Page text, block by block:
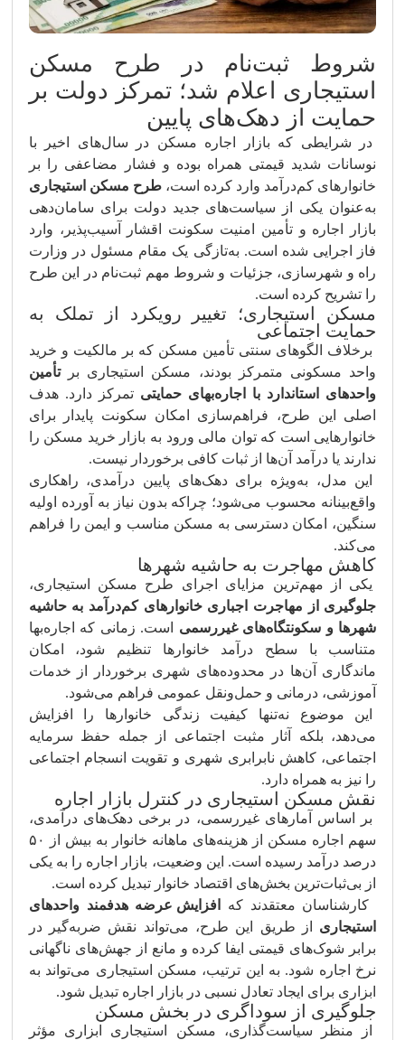
شروط ثبت‌نام در طرح مسکن
استیجاری اعلام شد؛ تمرکز دولت بر
حمایت از دهک‌های پایین
در شرایطی که بازار اجاره مسکن در سال‌های اخیر با
نوسانات شدید قیمتی همراه بوده و فشار مضاعفی را بر
خانوارهای کم‌درآمد وارد کرده است،طرح مسکن استیجاری
به‌عنوان یکی از سیاست‌های جدید دولت برای سامان‌دهی
بازار اجاره و تأمین امنیت سکونت اقشار آسیب‌پذیر، وارد
فاز اجرایی شده است. به‌تازگی یک مقام مسئول در وزارت
راه و شهرسازی، جزئیات و شروط مهم ثبت‌نام در این طرح
را تشریح کرده است.
مسکن استیجاری؛ تغییر رویکرد از تملک به
حمایت اجتماعی
برخلاف الگوهای سنتی تأمین مسکن که بر مالکیت و خرید
واحد مسکونی متمرکز بودند، مسکن استیجاری برتأمین
واحدهای استاندارد با اجاره‌بهای حمایتی تمرکز دارد. هدف
اصلی این طرح، فراهم‌سازی امکان سکونت پایدار برای
خانوارهایی است که توان مالی ورود به بازار خرید مسکن را
ندارند یا درآمد آن‌ها از ثبات کافی برخوردار نیست.
این مدل، به‌ویژه برای دهک‌های پایین درآمدی، راهکاری
واقع‌بینانه محسوب می‌شود؛ چراکه بدون نیاز به آورده اولیه
سنگین، امکان دسترسی به مسکن مناسب و ایمن را فراهم
می‌کند.
کاهش مهاجرت به حاشیه شهرها
یکی از مهم‌ترین مزایای اجرای طرح مسکن استیجاری،
جلوگیری از مهاجرت اجباری خانوارهای کم‌درآمد به حاشیه
شهرها و سکونتگاه‌های غیررسمی است. زمانی که اجاره‌بها
متناسب با سطح درآمد خانوارها تنظیم شود، امکان
ماندگاری آن‌ها در محدوده‌های شهری برخوردار از خدمات
آموزشی، درمانی و حمل‌ونقل عمومی فراهم می‌شود.
این موضوع نه‌تنها کیفیت زندگی خانوارها را افزایش
می‌دهد، بلکه آثار مثبت اجتماعی از جمله حفظ سرمایه
اجتماعی، کاهش نابرابری شهری و تقویت انسجام اجتماعی
را نیز به همراه دارد.
نقش مسکن استیجاری در کنترل بازار اجاره
بر اساس آمارهای غیررسمی، در برخی دهک‌های درآمدی،
سهم اجاره مسکن از هزینه‌های ماهانه خانوار به بیش از ۵۰
درصد درآمد رسیده است. این وضعیت، بازار اجاره را به یکی
از بی‌ثبات‌ترین بخش‌های اقتصاد خانوار تبدیل کرده است.
کارشناسان معتقدند که
افزایش عرضه هدفمند واحدهای
استیجاری از طریق این طرح، می‌تواند نقش ضربه‌گیر در
برابر شوک‌های قیمتی ایفا کرده و مانع از جهش‌های ناگهانی
نرخ اجاره شود. به این ترتیب، مسکن استیجاری می‌تواند به
ابزاری برای ایجاد تعادل نسبی در بازار اجاره تبدیل شود.
جلوگیری از سوداگری در بخش مسکن
از منظر سیاست‌گذاری، مسکن استیجاری ابزاری مؤثر